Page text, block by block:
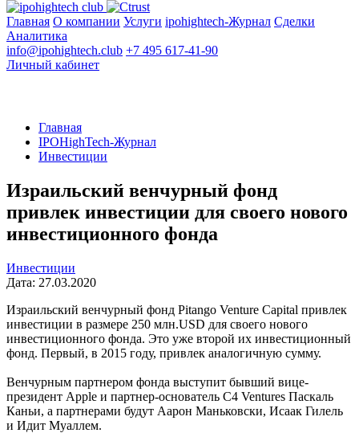
Главная О компании Услуги ipohightech-Журнал Сделки
Аналитика
info@ipohightech.club +7 495 617-41-90
Личный кабинет
Главная
IPOHighTech-Журнал
Инвестиции
Израильский венчурный фонд
привлек инвестиции для своего нового
инвестиционного фонда
Инвестиции
Дата: 27.03.2020
Израильский венчурный фонд Pitango Venture Capital привлек
инвестиции в размере 250 млн.USD для своего нового
инвестиционного фонда. Это уже второй их инвестиционный
фонд. Первый, в 2015 году, привлек аналогичную сумму.
Венчурным партнером фонда выступит бывший вице-
президент Apple и партнер-основатель C4 Ventures Паскаль
Каньи, а партнерами будут Аарон Маньковски, Исаак Гилель
и Идит Муаллем.